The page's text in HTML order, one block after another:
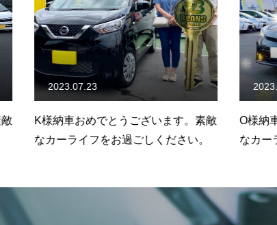
K様納車おめでとうございます。素敵
なカーライフをお過ごしください。
2023.07.23
O様納車
なカー